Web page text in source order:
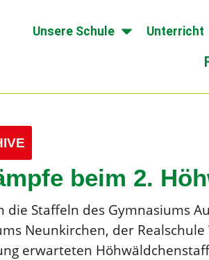
Unsere Schule Unterricht
beim 2.
die Staffeln des Gymnasiums
Neunkirchen, der
erwarteten